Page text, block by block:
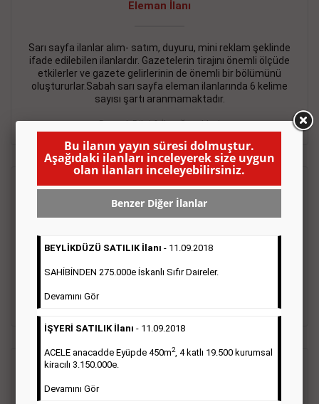
Eleman İlanı
Sarı sayfa ilanlar alım- satım, duyuru, mini reklam şeklinde
ifade edilebilen ilanlardır. Gazetelerin tirajını önemli ölçüde
etkilerler ve gazete gelirlerinin de önemli bir bölümünü
oluştururlar.Sabah sarı sayfa eleman ilanlarında 6 kelime
sayısı şartı aranmamaktadır.
Detaylı Bilgi & İlan Örnekleri
Emlak İlanı
ifade edilebilen ilanlardır. Gazetelerin tirajını önemli ölçüde
etkilerler ve gazete gelirlerinin de önemli bir bölümünü
oluştururlar.Sabah sarı sayfa eleman ilanlarında 6 kelime
Bu ilanın yayın süresi dolmuştur.
Aşağıdaki ilanları inceleyerek size uygun
olan ilanları inceleyebilirsiniz.
Benzer Diğer İlanlar
BEYLİKDÜZÜ SATILIK İlanı - 11.09.2018
SAHİBİNDEN 275.000e İskanlı Sıfır Daireler.
Devamını Gör
İŞYERİ SATILIK İlanı - 11.09.2018
ACELE anacadde Eyüpde 450m2, 4 katlı 19.500 kurumsal
kiracılı 3.150.000e.
Devamını Gör